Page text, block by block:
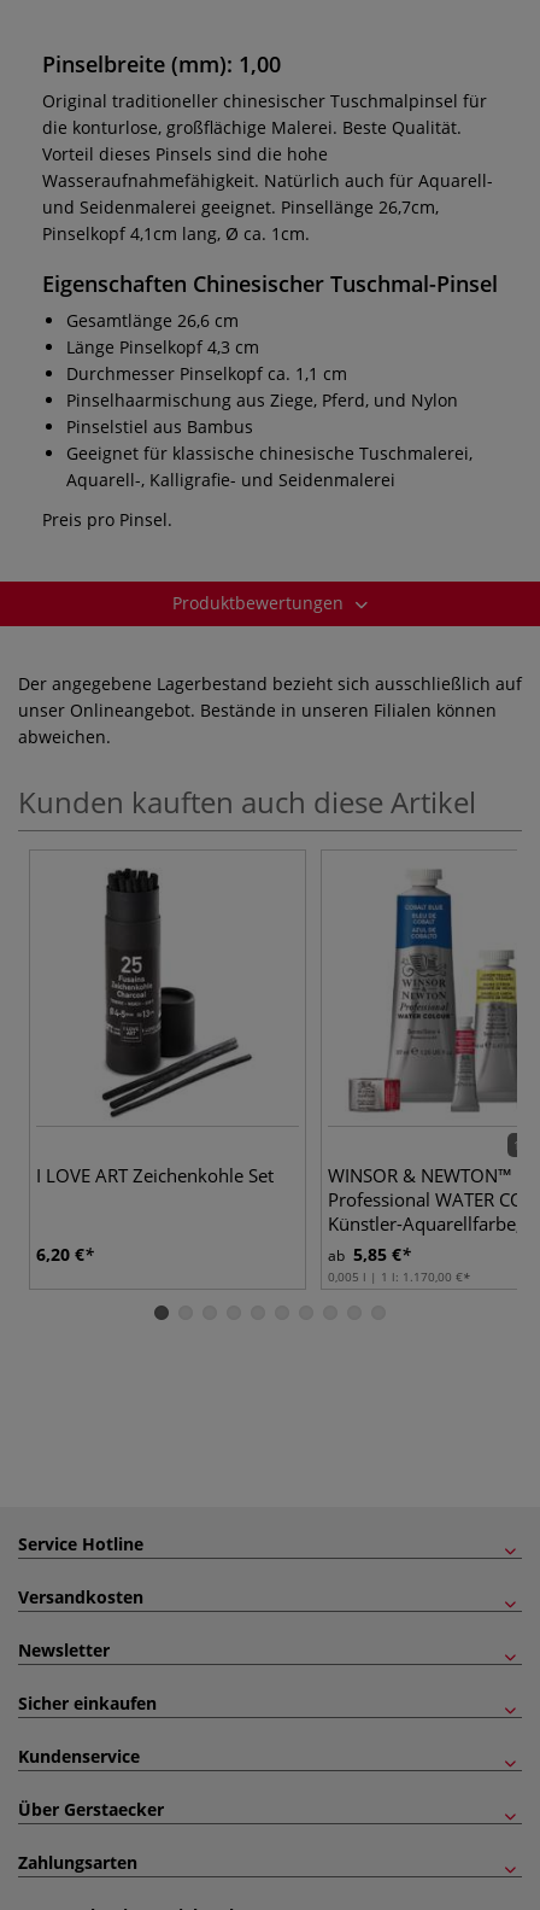
Pinselbreite (mm): 1,00
Original traditioneller chinesischer Tuschmalpinsel für
die konturlose, großflächige Malerei. Beste Qualität.
Vorteil dieses Pinsels sind die hohe
Wasseraufnahmefähigkeit. Natürlich auch für Aquarell-
und Seidenmalerei geeignet. Pinsellänge 26,7cm,
Pinselkopf 4,1cm lang, Ø ca. 1cm.
Eigenschaften Chinesischer Tuschmal-Pinsel
Gesamtlänge 26,6 cm
Länge Pinselkopf 4,3 cm
Durchmesser Pinselkopf ca. 1,1 cm
Pinselhaarmischung aus Ziege, Pferd, und Nylon
Pinselstiel aus Bambus
Geeignet für klassische chinesische Tuschmalerei,
Aquarell-, Kalligrafie- und Seidenmalerei
Preis pro Pinsel.
Produktbewertungen
Der angegebene Lagerbestand bezieht sich ausschließlich auf
unser Onlineangebot. Bestände in unseren Filialen können
abweichen.
Kunden kauften auch diese Artikel
I LOVE ART Zeichenkohle Set
6,20 €
115
WINSOR & NEWTON™
Professional WATER
Künstler-Aquarellfarbe,
ab 5,85 €
0,005 l | 1 l: 1.170,00 €
Service Hotline
Versandkosten
Newsletter
Sicher einkaufen
Kundenservice
Über Gerstaecker
Zahlungsarten